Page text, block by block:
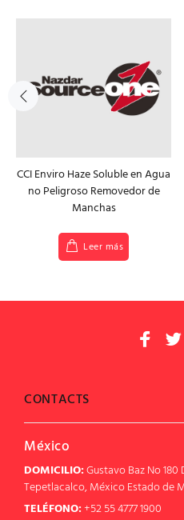
CCI Enviro Haze Soluble en Agua
no Peligroso Removedor de
Manchas
Leer más
CONTACTS
México
DOMICILIO:Gustavo Baz No 180
Tepetlacalco, México Estado de
TELÉFONO:+52 55 4777 1900